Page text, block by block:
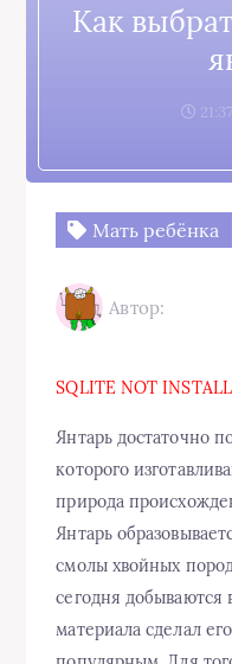
Как
Мать ребёнка
Автор:
SQLITE NOT
Янтарь достаточно
которого
природа
Янтарь
смолы хвойных
сегодня добываются
материала сделал